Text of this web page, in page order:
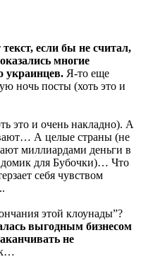
если бы не считал,
многие
украинцев. Я-то еще
ночь посты (хоть это и
это и очень накладно). А
А целые страны (не
миллиардами деньги в
для Бубочки)… Что
себя чувством
этой клоунады”?
выгодным бизнесом
не